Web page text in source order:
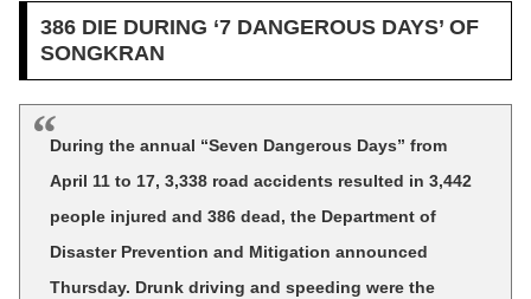
386 DIE DURING ‘7 DANGEROUS DAYS’ OF
SONGKRAN
During the annual “Seven Dangerous Days” from
April 11 to 17, 3,338 road accidents resulted in 3,442
people injured and 386 dead, the Department of
Disaster Prevention and Mitigation announced
Thursday. Drunk driving and speeding were the